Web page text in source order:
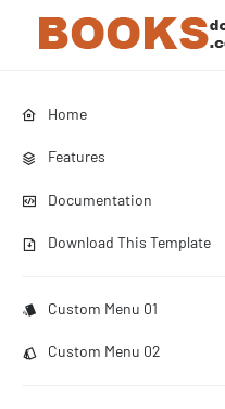
Home
Features
Documentation
Download This Template
Custom Menu 01
Custom Menu 02